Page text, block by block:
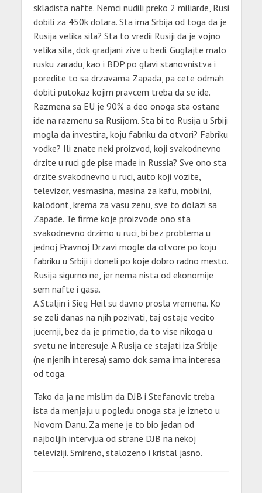
skladista nafte. Nemci nudili preko 2 miliarde, Rusi
dobili za 450k dolara. Sta ima Srbija od toga da je
Rusija velika sila? Sta to vredii Rusiji da je vojno
velika sila, dok gradjani zive u bedi. Guglajte malo
rusku zaradu, kao i BDP po glavi stanovnistva i
poredite to sa drzavama Zapada, pa cete odmah
dobiti putokaz kojim pravcem treba da se ide.
Razmena sa EU je 90% a deo onoga sta ostane
ide na razmenu sa Rusijom. Sta bi to Rusija u Srbiji
mogla da investira, koju fabriku da otvori? Fabriku
vodke? Ili znate neki proizvod, koji svakodnevno
drzite u ruci gde pise made in Russia? Sve ono sta
drzite svakodnevno u ruci, auto koji vozite,
televizor, vesmasina, masina za kafu, mobilni,
kalodont, krema za vasu zenu, sve to dolazi sa
Zapade. Te firme koje proizvode ono sta
svakodnevno drzimo u ruci, bi bez problema u
jednoj Pravnoj Drzavi mogle da otvore po koju
fabriku u Srbiji i doneli po koje dobro radno mesto.
Rusija sigurno ne, jer nema nista od ekonomije
sem nafte i gasa.
A Staljin i Sieg Heil su davno prosla vremena. Ko
se zeli danas na njih pozivati, taj ostaje vecito
jucernji, bez da je primetio, da to vise nikoga u
svetu ne interesuje. A Rusija ce stajati iza Srbije
(ne njenih interesa) samo dok sama ima interesa
od toga.
Tako da ja ne mislim da DJB i Stefanovic treba
ista da menjaju u pogledu onoga sta je izneto u
Novom Danu. Za mene je to bio jedan od
najboljih intervjua od strane DJB na nekoj
televiziji. Smireno, stalozeno i kristal jasno.